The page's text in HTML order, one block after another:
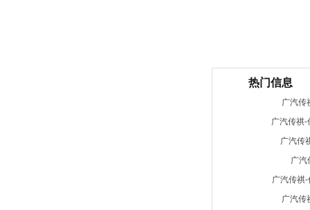
热门信息
广汽传
广汽传祺-
广汽传
广汽
广汽传祺
广汽传